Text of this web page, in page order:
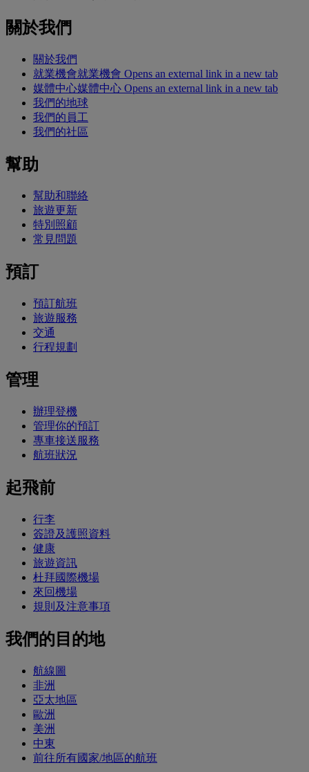
關於我們
關於我們
就業機會就業機會 Opens an external link in a new tab
媒體中心媒體中心 Opens an external link in a new tab
我們的地球
我們的員工
我們的社區
幫助
幫助和聯絡
旅遊更新
特別照顧
常見問題
預訂
預訂航班
旅遊服務
交通
行程規劃
管理
辦理登機
管理你的預訂
專車接送服務
航班狀況
起飛前
行李
簽證及護照資料
健康
旅遊資訊
杜拜國際機場
來回機場
規則及注意事項
我們的目的地
航線圖
非洲
亞太地區
歐洲
美洲
中東
前往所有國家/地區的航班